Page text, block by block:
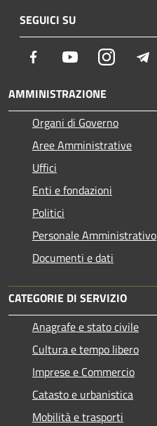
SEGUICI SU
Facebook YoutubeInstagram
AMMINISTRAZIONE
Organi di Governo
Aree Amministrative
Uffici
Enti e fondazioni
Politici
Personale Amministrativo
Documenti e dati
CATEGORIE DI SERVIZIO
Anagrafe e stato civile
Cultura e tempo libero
Imprese e Commercio
Catasto e urbanistica
Mobilità e trasporti